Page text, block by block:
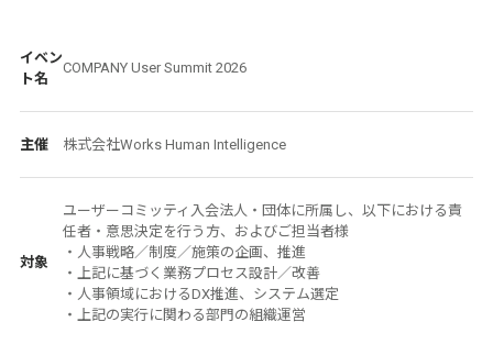
イベン
ト名
COMPANY User Summit 2026
主催 株式会社Works Human Intelligence
対象
ユーザーコミッティ入会法人・団体に所属し、以下における責
任者・意思決定を行う方、およびご担当者様
・人事戦略／制度／施策の企画、推進
・上記に基づく業務プロセス設計／改善
・人事領域におけるDX推進、システム選定
・上記の実行に関わる部門の組織運営